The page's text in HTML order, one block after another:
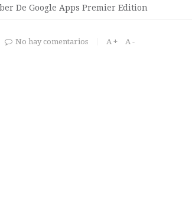
De Google Apps Premier Edition
No hay comentarios A + A -